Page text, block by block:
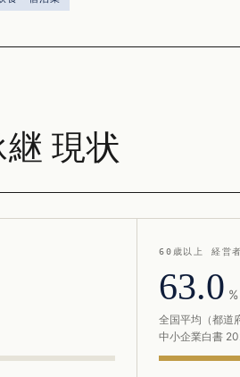
現状
60歳以上 経営
63.0 %
全国平均（都道
中小企業白書